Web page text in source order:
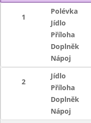
1
Polévka
Jídlo
Příloha
Doplněk
Nápoj
2
Jídlo
Příloha
Doplněk
Nápoj